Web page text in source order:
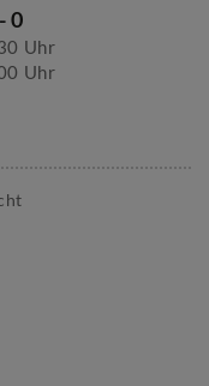
0
Uhr
Uhr